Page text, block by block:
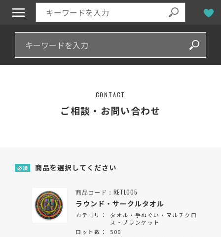
CONTACT
ご相談・お問い合わせ
必須 商品を選択してください
商品コード：RETL005
ラウンド・サークルタオル
カテゴリ：
タオル・手ぬぐい・マルチクロ
ス・ブランケット
ロット数：
500